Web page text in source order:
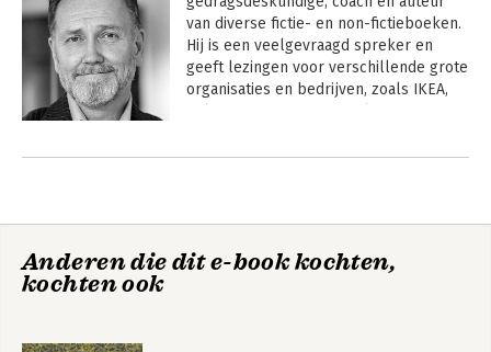
van diverse fictie- en non-fictieboeken.
Hij is een veelgevraagd spreker en
geeft lezingen voor verschillende grote
organisaties en bedrijven, zoals IKEA,
HarperCollins Holland Omringd door
Andere boeken door Thomas
Anderen die dit e-book kochten,
kochten ook